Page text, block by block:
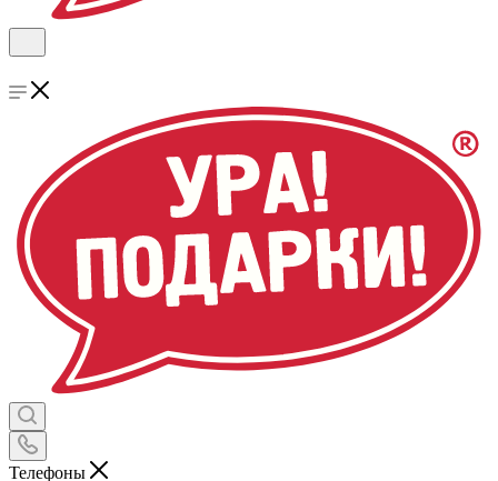
Телефоны